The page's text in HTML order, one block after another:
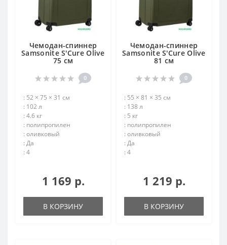
Чемодан-спиннер
Samsonite S'Cure Olive
75 см
0
: 52 × 75 × 31 см
: 102 л
: 4.6 кг
: полипропилен
: оливковый
: Да
: 4
1 169 р.
В КОРЗИНУ
Чемодан-спиннер
Samsonite S'Cure Olive
81 см
0
: 55 × 81 × 35 см
: 138 л
: 5 кг
: полипропилен
: оливковый
: Да
: 4
1 219 р.
В КОРЗИНУ